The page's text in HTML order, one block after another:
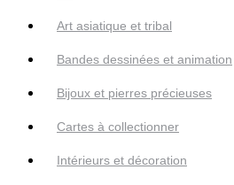
Art asiatique et tribal
Bandes dessinées et animation
Bijoux et pierres précieuses
Cartes à collectionner
Intérieurs et décoration